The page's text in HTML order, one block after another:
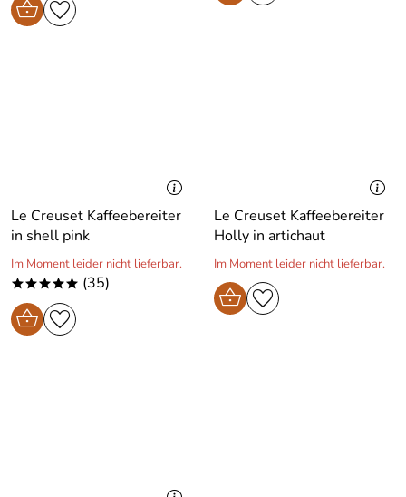
Le Creuset Kaffeebereiter
in shell pink
Im Moment leider nicht lieferbar.
***** (35)
Le Creuset Kaffeebereiter
Holly in artichaut
Im Moment leider nicht lieferbar.